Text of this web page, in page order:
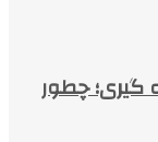
گیری؛ چطور